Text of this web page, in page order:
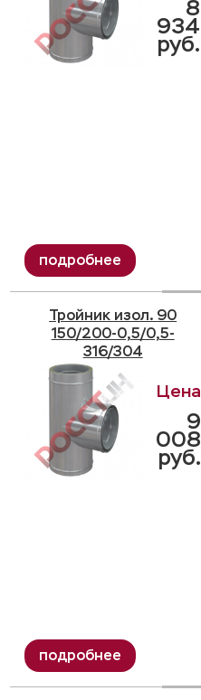
8
934
руб.
Тройник изол. 90
150/200-0,5/0,5-
316/304
9
008
руб.